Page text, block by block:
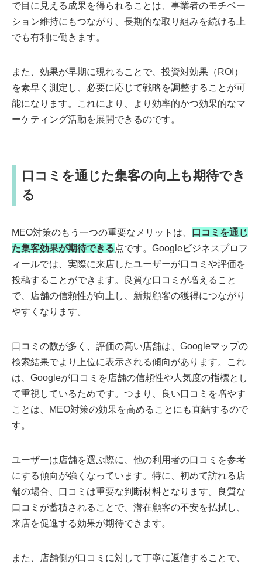
で目に見える成果を得られることは、事業者のモチベー
ション維持にもつながり、長期的な取り組みを続ける上
でも有利に働きます。
また、効果が早期に現れることで、投資対効果（ROI）
を素早く測定し、必要に応じて戦略を調整することが可
能になります。これにより、より効率的かつ効果的なマ
ーケティング活動を展開できるのです。
口コミを通じた集客の向上も期待でき
る
MEO対策のもう一つの重要なメリットは、
口コミを通じ
た集客効果が期待できる点です。Googleビジネスプロフ
ィールでは、実際に来店したユーザーが口コミや評価を
投稿することができます。良質な口コミが増えること
で、店舗の信頼性が向上し、新規顧客の獲得につながり
やすくなります。
口コミの数が多く、評価の高い店舗は、Googleマップの
検索結果でより上位に表示される傾向があります。これ
は、Googleが口コミを店舗の信頼性や人気度の指標とし
て重視しているためです。つまり、良い口コミを増やす
ことは、MEO対策の効果を高めることにも直結するので
す。
ユーザーは店舗を選ぶ際に、他の利用者の口コミを参考
にする傾向が強くなっています。特に、初めて訪れる店
舗の場合、口コミは重要な判断材料となります。良質な
口コミが蓄積されることで、潜在顧客の不安を払拭し、
来店を促進する効果が期待できます。
また、店舗側が口コミに対して丁寧に返信することで、